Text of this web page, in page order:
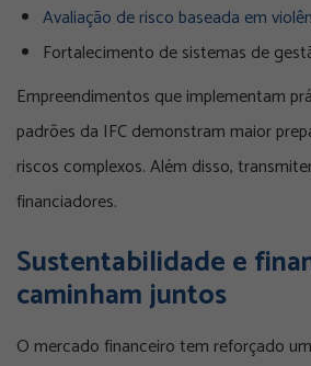
Avaliação de risco baseada em
Fortalecimento de sistemas de
Empreendimentos que implementam
padrões da IFC demonstram maior
riscos complexos. Além disso,
financiadores.
Sustentabilidade e
caminham juntos
O mercado financeiro tem reforçado